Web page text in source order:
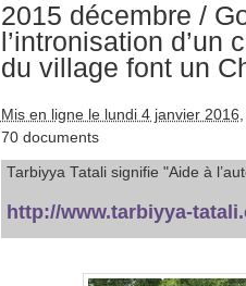
2015 décembre /
l’intronisation
du village font un
Mis en ligne le lundi 4 janvier 2016
70 documents
Tarbiyya Tatali signifie "Aide à
http://www.tarbiyya-